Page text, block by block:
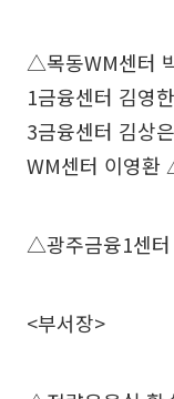
△목동WM센터
1금융센터 김영
3금융센터 김상
WM센터 이영환
△광주금융1센터
<부서장>